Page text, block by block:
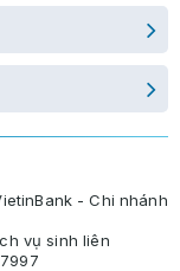
- Chi nhánh
vụ sinh liên